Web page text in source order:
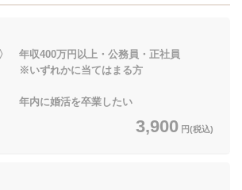
〉 年収400万円以上・公務員・正社員
かに当てはまる方
年内に婚活を卒業したい
3,900 円(税込)